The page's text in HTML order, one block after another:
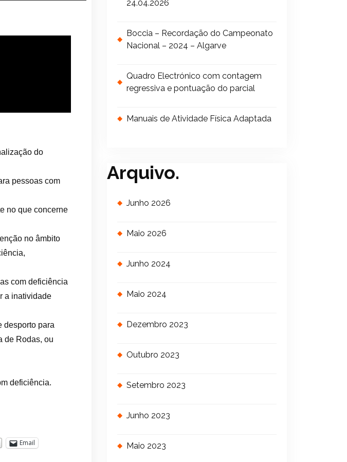
do
pessoas com
no que concerne
no âmbito
com deficiência
a inatividade
desporto para
de Rodas, ou
deficiência.
Email
24.04.2026
Boccia – Recordação do Campeonato
Nacional – 2024 – Algarve
Quadro Electrónico com contagem
regressiva e pontuação do parcial
Manuais de Atividade Física Adaptada
Arquivo.
Junho 2026
Maio 2026
Junho 2024
Maio 2024
Dezembro 2023
Outubro 2023
Setembro 2023
Junho 2023
Maio 2023